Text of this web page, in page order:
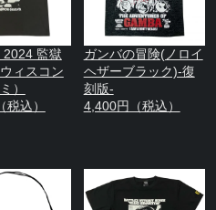
2024 監獄
ィスコン
）
込）
ガンバの冒険(ノロイ
ヘザーブラック)-復
刻版-
4,400円（税込）